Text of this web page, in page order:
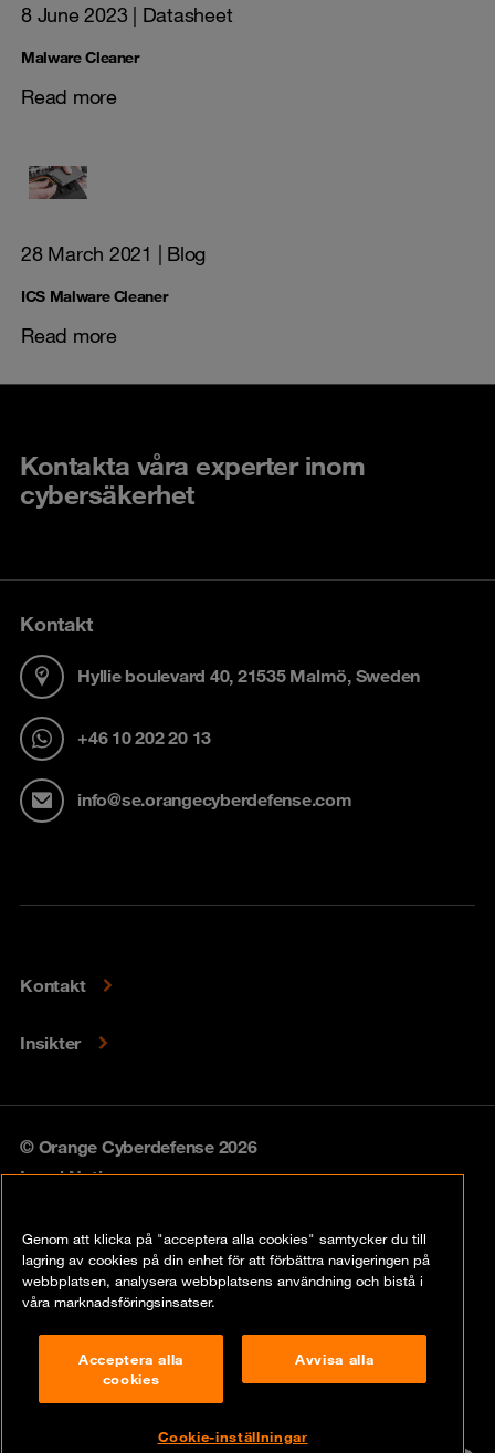
8 June 2023 | Datasheet
Malware Cleaner
Read more
28 March 2021 | Blog
ICS Malware Cleaner
Read more
Kontakta våra experter inom
cybersäkerhet
Kontakt
Hyllie boulevard 40, 21535 Malmö, Sweden
+46 10 202 20 13
info@se.orangecyberdefense.com
Kontakt
Insikter
© Orange Cyberdefense 2026
Legal Notice
Vulnerability policy
Compliance
Genom att klicka på "acceptera alla cookies" samtycker du till
lagring av cookies på din enhet för att förbättra navigeringen på
webbplatsen, analysera webbplatsens användning och bistå i
våra marknadsföringsinsatser.
Acceptera alla
cookies
Avvisa alla
Cookie-inställningar